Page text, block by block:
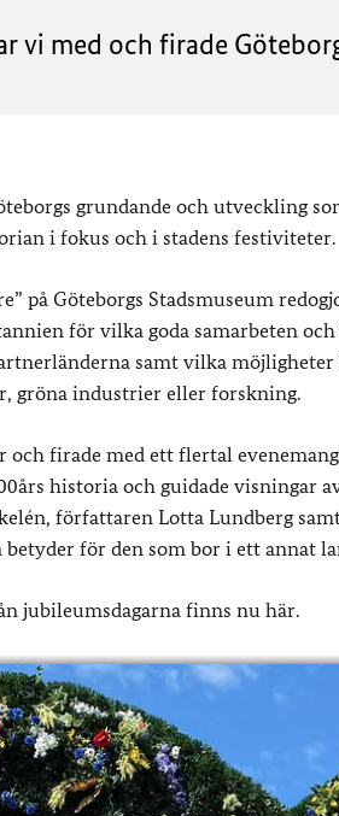
vi med och firade
grundande och utveckling
i fokus och i stadens festiviteter.
på Göteborgs Stadsmuseum
för vilka goda samarbeten
samt vilka
gröna industrier eller forskning.
och firade med ett flertal
historia och guidade visningar
författaren Lotta Lundberg
för den som bor i ett annat
jubileumsdagarna finns nu här.